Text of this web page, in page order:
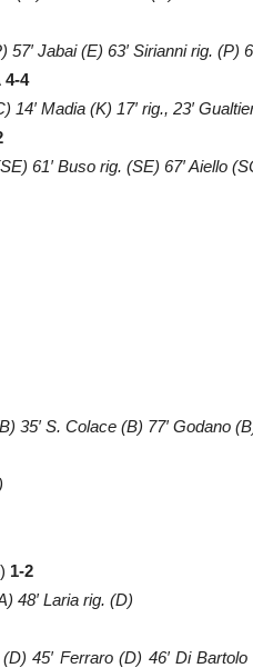
Jabai (E) 63′ Sirianni rig. (P)
4-4
Madia (K) 17′ rig., 23′
61′ Buso rig. (SE) 67′ Aiello
35′ S. Colace (B) 77′ Godano
1-2
48′ Laria rig. (D)
45′ Ferraro (D) 46′ Di